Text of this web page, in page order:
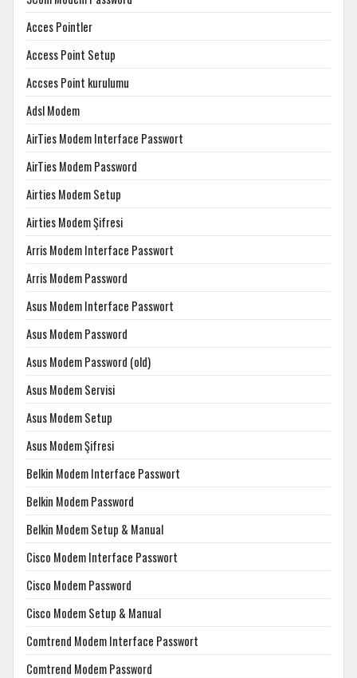
Acces Pointler
Access Point Setup
Accses Point kurulumu
Adsl Modem
AirTies Modem Interface Passwort
AirTies Modem Password
Airties Modem Setup
Airties Modem Şifresi
Arris Modem Interface Passwort
Arris Modem Password
Asus Modem Interface Passwort
Asus Modem Password
Asus Modem Password (old)
Asus Modem Servisi
Asus Modem Setup
Asus Modem Şifresi
Belkin Modem Interface Passwort
Belkin Modem Password
Belkin Modem Setup & Manual
Cisco Modem Interface Passwort
Cisco Modem Password
Cisco Modem Setup & Manual
Comtrend Modem Interface Passwort
Comtrend Modem Password